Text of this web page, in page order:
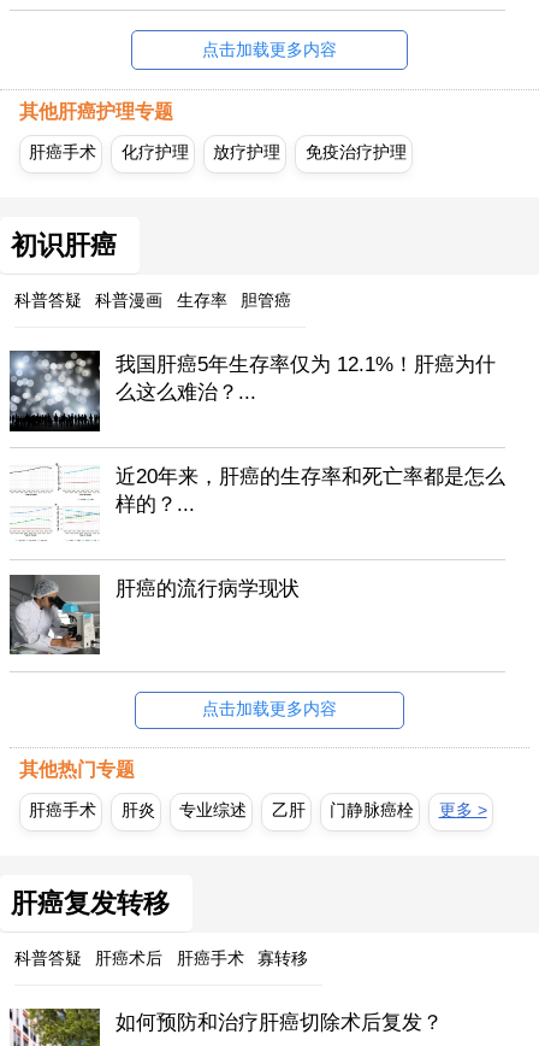
点击加载更多内容
其他肝癌护理专题
肝癌手术 化疗护理 放疗护理 免疫治疗护理
初识肝癌
科普答疑 科普漫画 生存率 胆管癌
我国肝癌5年生存率仅为 12.1%！肝癌为什
么这么难治？...
近20年来，肝癌的生存率和死亡率都是怎么
样的？...
肝癌的流行病学现状
点击加载更多内容
其他热门专题
肝癌手术 肝炎 专业综述 乙肝 门静脉癌栓 更多 >
肝癌复发转移
科普答疑 肝癌术后 肝癌手术 寡转移
如何预防和治疗肝癌切除术后复发？